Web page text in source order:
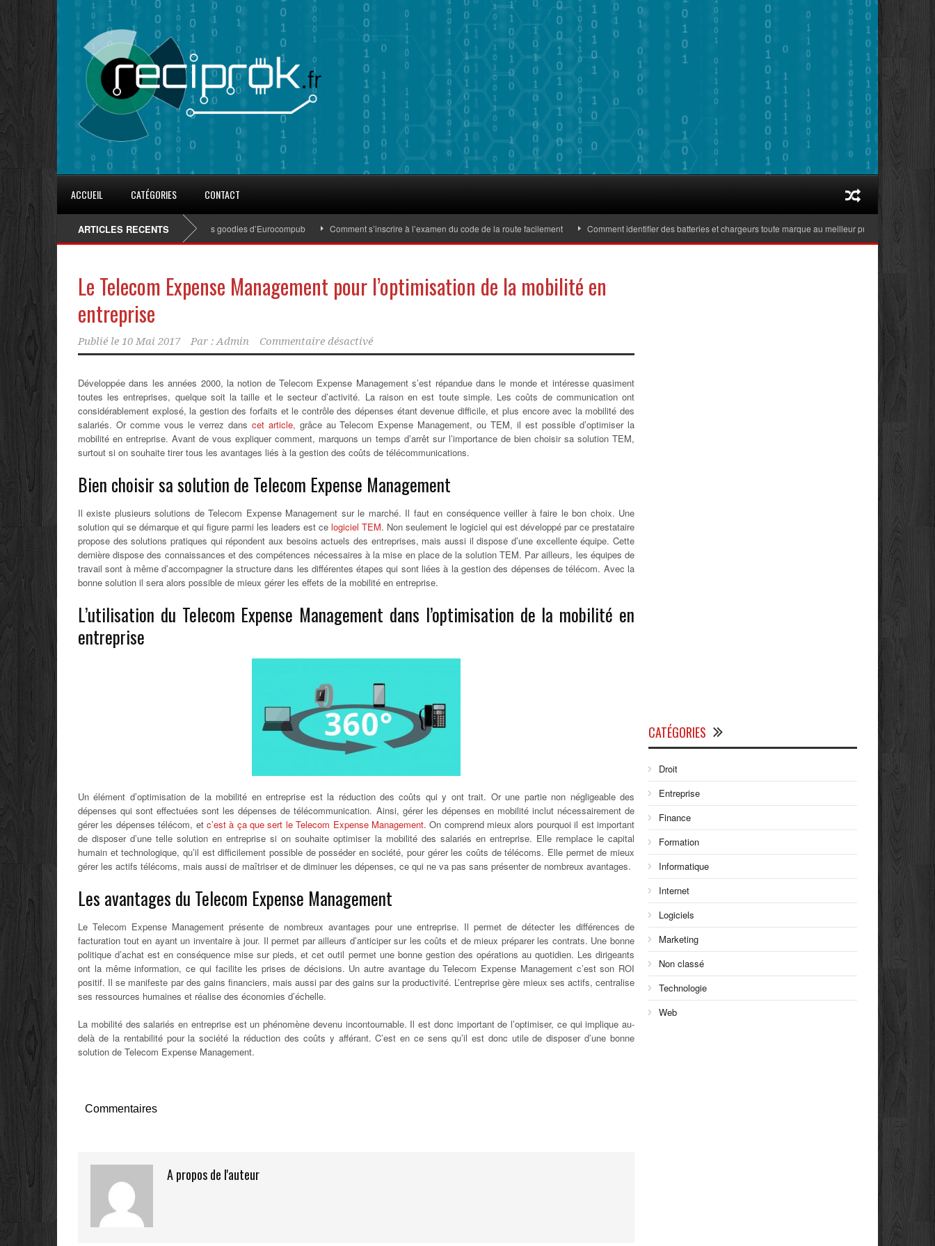
ACCUEIL CATÉGORIES CONTACT
ARTICLES RECENTS
8 conseils pour fidéliser avec les goodies d’Eurocompub Comment s’inscrire à l’examen du code de la route facilement Comment identifier des batteries et chargeurs toute marque au meilleur prix adaptés aux
Le Telecom Expense Management pour l’optimisation de la mobilité en
entreprise
Publié le 10 Mai 2017 Par : Admin Commentaire désactivé
Développée dans les années 2000, la notion de Telecom Expense Management s’est répandue dans le monde et intéresse quasiment
toutes les entreprises, quelque soit la taille et le secteur d’activité. La raison en est toute simple. Les coûts de communication ont
considérablement explosé, la gestion des forfaits et le contrôle des dépenses étant devenue difficile, et plus encore avec la mobilité des
salariés. Or comme vous le verrez dans cet article, grâce au Telecom Expense Management, ou TEM, il est possible d’optimiser la
mobilité en entreprise. Avant de vous expliquer comment, marquons un temps d’arrêt sur l’importance de bien choisir sa solution TEM,
surtout si on souhaite tirer tous les avantages liés à la gestion des coûts de télécommunications.
Bien choisir sa solution de Telecom Expense Management
Il existe plusieurs solutions de Telecom Expense Management sur le marché. Il faut en conséquence veiller à faire le bon choix. Une
solution qui se démarque et qui figure parmi les leaders est ce logiciel TEM. Non seulement le logiciel qui est développé par ce prestataire
propose des solutions pratiques qui répondent aux besoins actuels des entreprises, mais aussi il dispose d’une excellente équipe. Cette
dernière dispose des connaissances et des compétences nécessaires à la mise en place de la solution TEM. Par ailleurs, les équipes de
travail sont à même d’accompagner la structure dans les différentes étapes qui sont liées à la gestion des dépenses de télécom. Avec la
bonne solution il sera alors possible de mieux gérer les effets de la mobilité en entreprise.
L’utilisation du Telecom Expense Management dans l’optimisation de la mobilité en
entreprise
Un élément d’optimisation de la mobilité en entreprise est la réduction des coûts qui y ont trait. Or une partie non négligeable des
dépenses qui sont effectuées sont les dépenses de télécommunication. Ainsi, gérer les dépenses en mobilité inclut nécessairement de
gérer les dépenses télécom, et c’est à ça que sert le Telecom Expense Management. On comprend mieux alors pourquoi il est important
de disposer d’une telle solution en entreprise si on souhaite optimiser la mobilité des salariés en entreprise. Elle remplace le capital
humain et technologique, qu’il est difficilement possible de posséder en société, pour gérer les coûts de télécoms. Elle permet de mieux
gérer les actifs télécoms, mais aussi de maîtriser et de diminuer les dépenses, ce qui ne va pas sans présenter de nombreux avantages.
Les avantages du Telecom Expense Management
Le Telecom Expense Management présente de nombreux avantages pour une entreprise. Il permet de détecter les différences de
facturation tout en ayant un inventaire à jour. Il permet par ailleurs d’anticiper sur les coûts et de mieux préparer les contrats. Une bonne
politique d’achat est en conséquence mise sur pieds, et cet outil permet une bonne gestion des opérations au quotidien. Les dirigeants
ont la même information, ce qui facilite les prises de décisions. Un autre avantage du Telecom Expense Management c’est son ROI
positif. Il se manifeste par des gains financiers, mais aussi par des gains sur la productivité. L’entreprise gère mieux ses actifs, centralise
ses ressources humaines et réalise des économies d’échelle.
La mobilité des salariés en entreprise est un phénomène devenu incontournable. Il est donc important de l’optimiser, ce qui implique au-
delà de la rentabilité pour la société la réduction des coûts y afférant. C’est en ce sens qu’il est donc utile de disposer d’une bonne
solution de Telecom Expense Management.
Commentaires
A propos de l'auteur
CATÉGORIES
Droit
Entreprise
Finance
Formation
Informatique
Internet
Logiciels
Marketing
Non classé
Technologie
Web